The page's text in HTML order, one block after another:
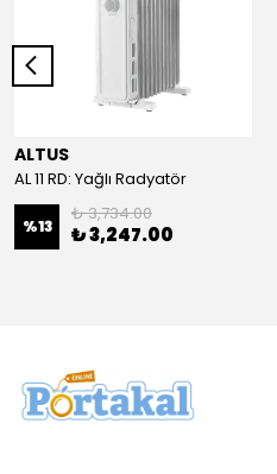
ALTUS
AL 11 RD: Yağlı Radyatör
%13
₺ 3,734.00
₺ 3,247.00